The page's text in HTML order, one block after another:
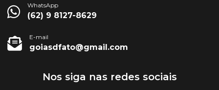
WhatsApp
(62) 9 8127-8629
E-mail
goiasdfato@gmail.com
Nos siga nas redes sociais